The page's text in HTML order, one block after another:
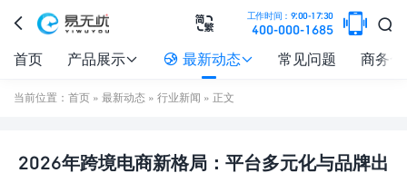
 
工作时间：9:00-17:30
400-000-1685 

首页 产品展示  最新动态 常见问题 商务
当前位置： 首页 » 最新动态 » 行业新闻 » 正文
2026年跨境电商新格局：平台多元化与品牌出